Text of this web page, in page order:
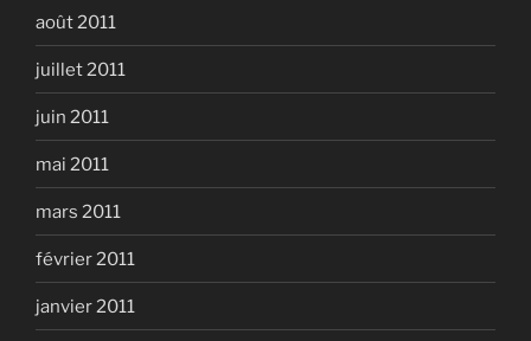
août 2011
juillet 2011
juin 2011
mai 2011
mars 2011
février 2011
janvier 2011